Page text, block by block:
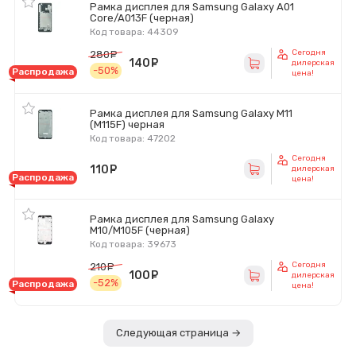
Рамка дисплея для Samsung Galaxy A01
Core/A013F (черная)
Код товара: 44309
Распродажа
280
-50%
140
Сегодня
дилерская
цена!
Рамка дисплея для Samsung Galaxy M11
(M115F) черная
Код товара: 47202
Распродажа
110
Сегодня
дилерская
цена!
Рамка дисплея для Samsung Galaxy
M10/M105F (черная)
Код товара: 39673
Распродажа
210
руб.
-52%
100
Сегодня
дилерская
цена!
Следующая страница →